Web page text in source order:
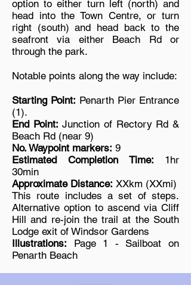
option to either turn left (north) and
head into the Town Centre, or turn
right (south) and head back to the
seafront via either Beach Rd or
through the park.
Notable points along the way include:
Starting Point: Penarth Pier Entrance
(1).
End Point: Junction of Rectory Rd &
Beach Rd (near 9)
No. Waypoint markers: 9
Estimated Completion Time: 1hr
30min
Approximate Distance: XXkm (XXmi)
This route includes a set of steps.
Alternative option to ascend via Cliff
Hill and re-join the trail at the South
Lodge exit of Windsor Gardens
Illustrations: Page 1 - Sailboat on
Penarth Beach